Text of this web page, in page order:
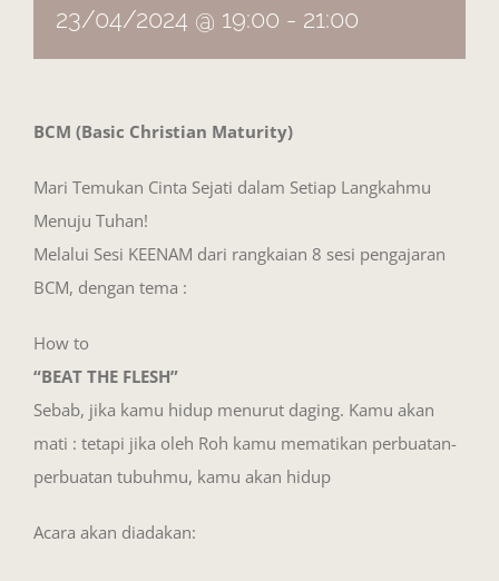
23/04/2024 @ 19:00 - 21:00
BCM (Basic Christian Maturity)
Mari Temukan Cinta Sejati dalam Setiap Langkahmu
Menuju Tuhan!
Melalui Sesi KEENAM dari rangkaian 8 sesi pengajaran
BCM, dengan tema :
How to
“BEAT THE FLESH”
Sebab, jika kamu hidup menurut daging. Kamu akan
mati : tetapi jika oleh Roh kamu mematikan perbuatan-
perbuatan tubuhmu, kamu akan hidup
Acara akan diadakan: